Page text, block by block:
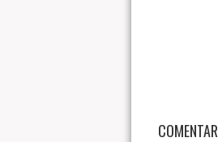
COMENTAR